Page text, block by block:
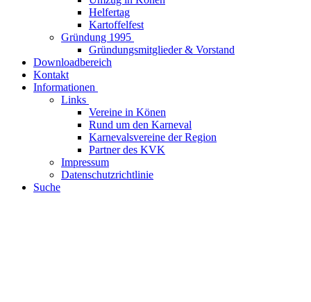
Helfertag
Kartoffelfest
Gründung 1995
Gründungsmitglieder & Vorstand
Downloadbereich
Kontakt
Informationen
Links
Vereine in Könen
Rund um den Karneval
Karnevalsvereine der Region
Partner des KVK
Impressum
Datenschutzrichtlinie
Suche